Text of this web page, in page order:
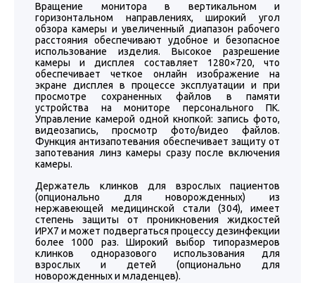
Вращение монитора в вертикальном и
горизонтальном направлениях, широкий угол
обзора камеры и увеличенный диапазон рабочего
расстояния обеспечивают удобное и безопасное
использование изделия. Высокое разрешение
камеры и дисплея составляет 1280×720, что
обеспечивает четкое онлайн изображение на
экране дисплея в процессе эксплуатации и при
просмотре сохраненных файлов в памяти
устройства на мониторе персонального ПК.
Управление камерой одной кнопкой: запись фото,
видеозапись, просмотр фото/видео файлов.
Функция антизапотевания обеспечивает защиту от
запотевания линз камеры сразу после включения
камеры.
Держатель клинков для взрослых пациентов
(опционально для новорожденных) из
нержавеющей медицинской стали (304), имеет
степень защиты от проникновения жидкостей
ИРХ7 и может подвергаться процессу дезинфекции
более 1000 раз. Широкий выбор типоразмеров
клинков одноразового использования для
взрослых и детей (опционально для
новорожденных и младенцев).